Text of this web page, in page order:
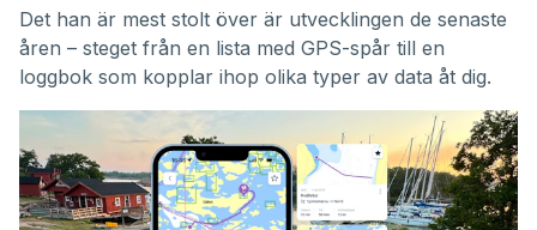
Det han är mest stolt över är utvecklingen de senaste
åren – steget från en lista med GPS-spår till en
loggbok som kopplar ihop olika typer av data åt dig.